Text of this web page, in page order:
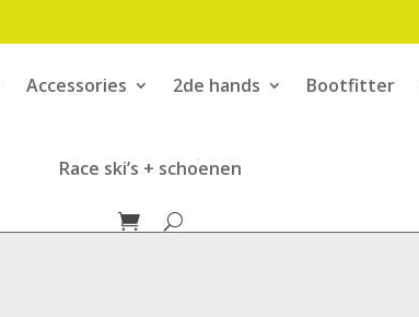
Accessories 2de hands Bootfitter
Race ski’s + schoenen